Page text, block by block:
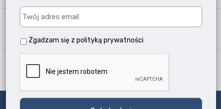
Typ nieruchomości
Wszystkie typy
Każda
Zgadzam się zpolityką prywatności